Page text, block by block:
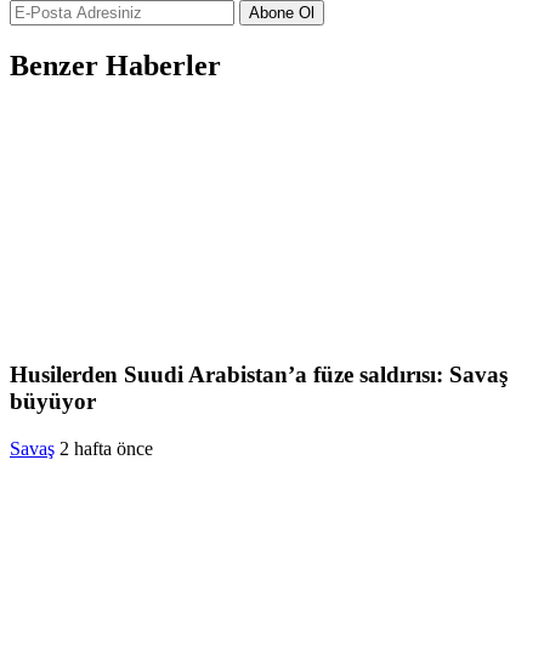
Abone Ol
Benzer Haberler
Husilerden Suudi Arabistan’a füze saldırısı: Savaş
büyüyor
Savaş 2 hafta önce